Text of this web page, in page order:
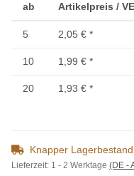
ab Artikelpreis /
5 2,05 € *
10 1,99 € *
20 1,93 € *
Knapper Lagerbestand
Lieferzeit: 1 - 2 Werktage (DE -